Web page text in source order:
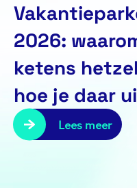
2026:
ketens
hoe je daar
Lees meer